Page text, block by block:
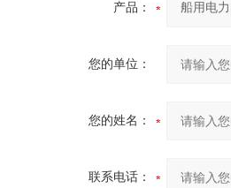
产品：
您的单位：
您的姓名：
联系电话：